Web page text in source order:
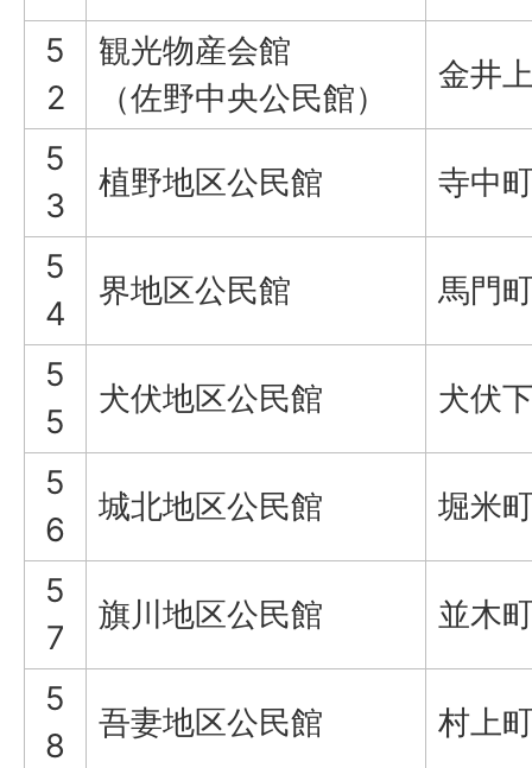
5
2
観光物産会館
（佐野中央公民館）
金井
5
3
植野地区公民館 寺中
5
4
界地区公民館 馬門
5
5
犬伏地区公民館 犬伏
5
6
城北地区公民館 堀米
5
7
旗川地区公民館 並木
5
8
吾妻地区公民館 村上